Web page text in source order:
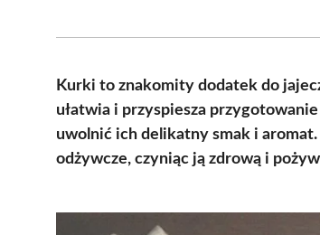
Kurki to znakomity dodatek do
ułatwia i przyspiesza
uwolnić ich delikatny smak i
odżywcze, czyniąc ją zdrową i